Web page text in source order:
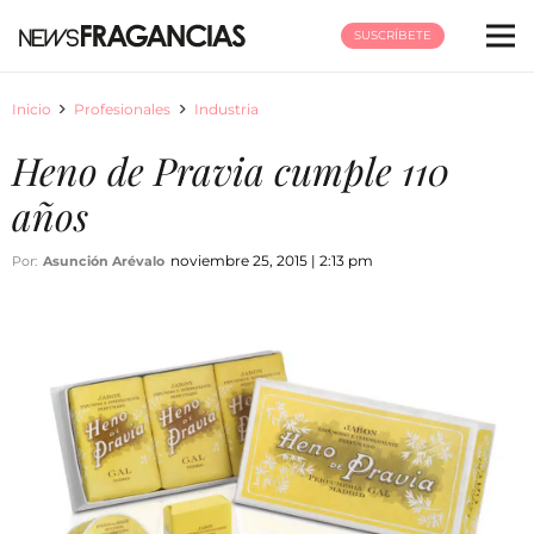
SUSCRÍBETE
Inicio Profesionales Industria
Heno de Pravia cumple 110
años
Por: Asunción Arévalo noviembre 25, 2015 | 2:13 pm